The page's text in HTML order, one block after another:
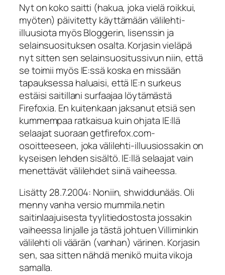
Nyt on koko saitti (hakua, joka vielä roikkui,
myöten) päivitetty käyttämään välilehti-
illuusiota myös Bloggerin, lisenssin ja
selainsuosituksen osalta. Korjasin vieläpä
nyt sitten sen selainsuositussivun niin, että
se toimii myös IE:ssä koska en missään
tapauksessa haluaisi, että IE:n surkeus
estäisi saitillani surfaajaa löytämästä
Firefoxia. En kuitenkaan jaksanut etsiä sen
kummempaa ratkaisua kuin ohjata IE:llä
selaajat suoraan getfirefox.com-
osoitteeseen, joka välilehti-illuusiossakin on
kyseisen lehden sisältö. IE:llä selaajat vain
menettävät välilehdet siinä vaiheessa.
Lisätty 28.7.2004: Noniin, shwiddunääs. Oli
menny vanha versio mummila.netin
saitinlaajuisesta tyylitiedostosta jossakin
vaiheessa linjalle ja tästä johtuen Villiminkin
välilehti oli väärän (vanhan) värinen. Korjasin
sen, saa sitten nähdä menikö muita vikoja
samalla.